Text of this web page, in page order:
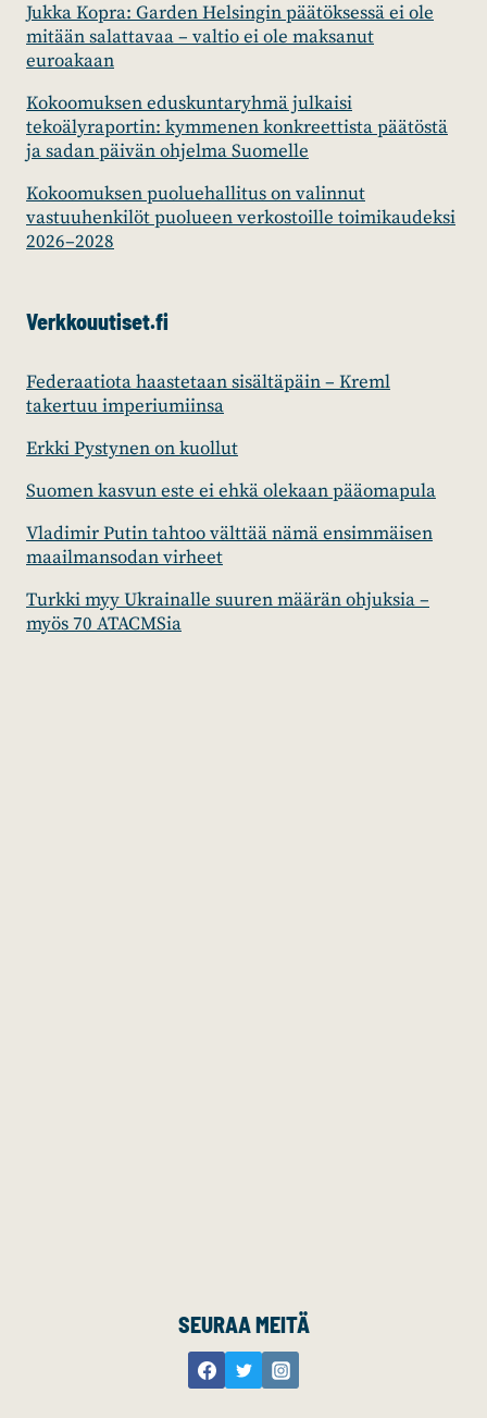
Jukka Kopra: Garden Helsingin päätöksessä ei ole
mitään salattavaa – valtio ei ole maksanut
euroakaan
Kokoomuksen eduskuntaryhmä julkaisi
tekoälyraportin: kymmenen konkreettista päätöstä
ja sadan päivän ohjelma Suomelle
Kokoomuksen puoluehallitus on valinnut
vastuuhenkilöt puolueen verkostoille toimikaudeksi
2026–2028
Verkkouutiset.fi
Federaatiota haastetaan sisältäpäin – Kreml
takertuu imperiumiinsa
Erkki Pystynen on kuollut
Suomen kasvun este ei ehkä olekaan pääomapula
Vladimir Putin tahtoo välttää nämä ensimmäisen
maailmansodan virheet
Turkki myy Ukrainalle suuren määrän ohjuksia –
myös 70 ATACMSia
SEURAA MEITÄ